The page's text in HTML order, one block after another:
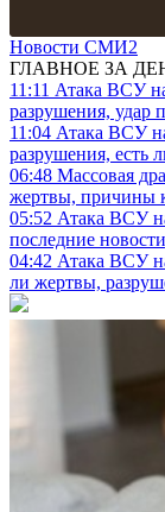
Новости СМИ2
ГЛАВНОЕ ЗА
11:11 Атака ВСУ
разрушения, удар
11:04 Атака ВСУ
разрушения, есть
06:48 Массовая
жертвы, причины
05:52 Атака ВСУ
последние
04:42 Атака ВСУ
ли жертвы,